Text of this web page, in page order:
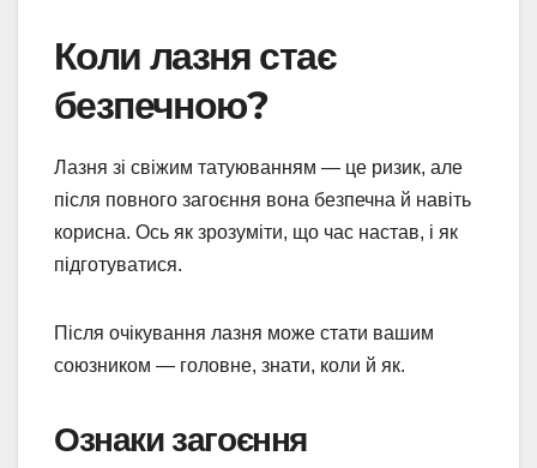
Коли лазня стає
безпечною?
Лазня зі свіжим татуюванням — це ризик, але
після повного загоєння вона безпечна й навіть
корисна. Ось як зрозуміти, що час настав, і як
підготуватися.
Після очікування лазня може стати вашим
союзником — головне, знати, коли й як.
Ознаки загоєння